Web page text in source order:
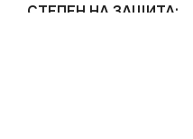
СТЕПЕН НА ЗАЩИТА